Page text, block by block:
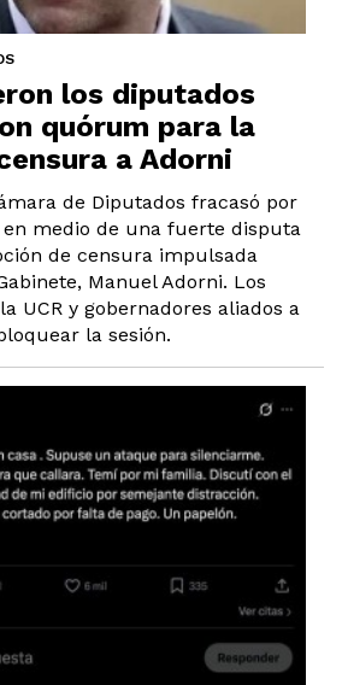
los diputados
quórum para la
a Adorni
de Diputados fracasó por
medio de una fuerte disputa
de censura impulsada
Manuel Adorni. Los
UCR y gobernadores aliados a
la sesión.